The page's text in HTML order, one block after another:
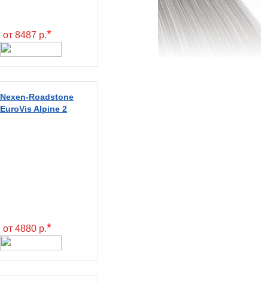
от 8487 р.*
Nexen-Roadstone
EuroVis Alpine 2
от 4880 р.*